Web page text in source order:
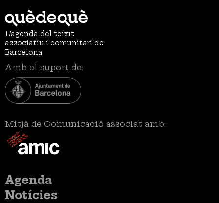
L’agenda del teixit
associatiu i comunitari de
Barcelona
Amb el suport de:
Mitjà de Comunicació associat amb:
Menú
principal
Agenda
Notícies